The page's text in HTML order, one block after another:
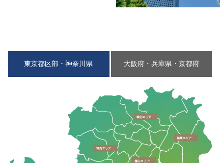
東京都区部・神奈川県
都心エリア
城西エリア
城東エリア
城北エリア
大阪府・兵庫県・京都府